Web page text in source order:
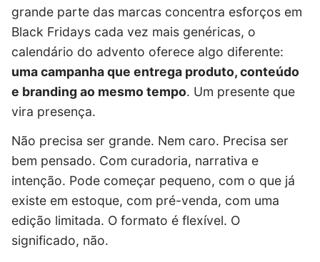
grande parte das marcas concentra esforços em
Black Fridays cada vez mais genéricas, o
calendário do advento oferece algo diferente:
uma campanha que entrega produto, conteúdo
e branding ao mesmo tempo. Um presente que
vira presença.
Não precisa ser grande. Nem caro. Precisa ser
bem pensado. Com curadoria, narrativa e
intenção. Pode começar pequeno, com o que já
existe em estoque, com pré-venda, com uma
edição limitada. O formato é flexível. O
significado, não.